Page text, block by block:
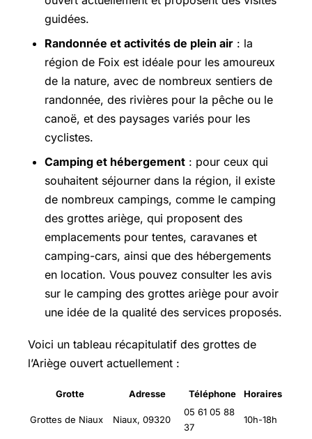
guidées.
Randonnée et activités de plein air : la
région de Foix est idéale pour les amoureux
de la nature, avec de nombreux sentiers de
randonnée, des rivières pour la pêche ou le
canoë, et des paysages variés pour les
cyclistes.
Camping et hébergement : pour ceux qui
souhaitent séjourner dans la région, il existe
de nombreux campings, comme le camping
des grottes ariège, qui proposent des
emplacements pour tentes, caravanes et
camping-cars, ainsi que des hébergements
en location. Vous pouvez consulter les avis
sur le camping des grottes ariège pour avoir
une idée de la qualité des services proposés.
Voici un tableau récapitulatif des grottes de
l’Ariège ouvert actuellement :
Grotte Adresse Téléphone Horaires
Grottes de Niaux Niaux, 09320
05 61 05 88
37
10h-18h